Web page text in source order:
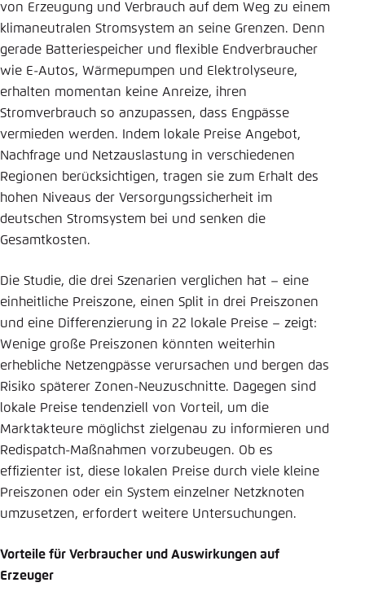
von Erzeugung und Verbrauch auf dem Weg zu einem
klimaneutralen Stromsystem an seine Grenzen. Denn
gerade Batteriespeicher und flexible Endverbraucher
wie E-Autos, Wärmepumpen und Elektrolyseure,
erhalten momentan keine Anreize, ihren
Stromverbrauch so anzupassen, dass Engpässe
vermieden werden. Indem lokale Preise Angebot,
Nachfrage und Netzauslastung in verschiedenen
Regionen berücksichtigen, tragen sie zum Erhalt des
hohen Niveaus der Versorgungssicherheit im
deutschen Stromsystem bei und senken die
Gesamtkosten.
Die Studie, die drei Szenarien verglichen hat – eine
einheitliche Preiszone, einen Split in drei Preiszonen
und eine Differenzierung in 22 lokale Preise – zeigt:
Wenige große Preiszonen könnten weiterhin
erhebliche Netzengpässe verursachen und bergen das
Risiko späterer Zonen-Neuzuschnitte. Dagegen sind
lokale Preise tendenziell von Vorteil, um die
Marktakteure möglichst zielgenau zu informieren und
Redispatch-Maßnahmen vorzubeugen. Ob es
effizienter ist, diese lokalen Preise durch viele kleine
Preiszonen oder ein System einzelner Netzknoten
umzusetzen, erfordert weitere Untersuchungen.
Vorteile für Verbraucher und Auswirkungen auf
Erzeuger